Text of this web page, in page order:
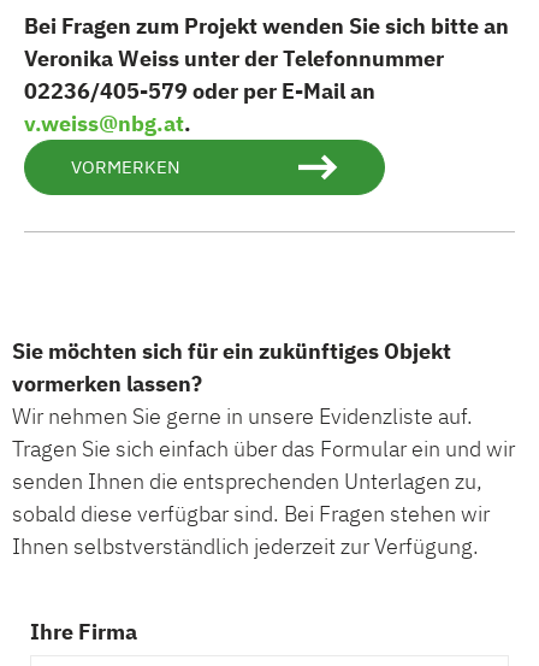
Bei Fragen zum Projekt wenden Sie sich bitte an
Veronika Weiss unter der Telefonnummer
02236/405-579 oder per E-Mail an
v.weiss@nbg.at.
VORMERKEN
Sie möchten sich für ein zukünftiges Objekt
vormerken lassen?
Wir nehmen Sie gerne in unsere Evidenzliste auf.
Tragen Sie sich einfach über das Formular ein und wir
senden Ihnen die entsprechenden Unterlagen zu,
sobald diese verfügbar sind. Bei Fragen stehen wir
Ihnen selbstverständlich jederzeit zur Verfügung.
Ihre Firma